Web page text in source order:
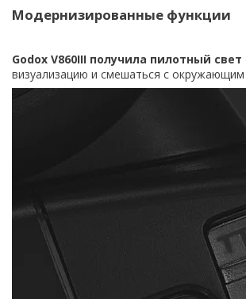
Модернизированные функции
Godox V860III получила пилотный свет
визуализацию и смешаться с